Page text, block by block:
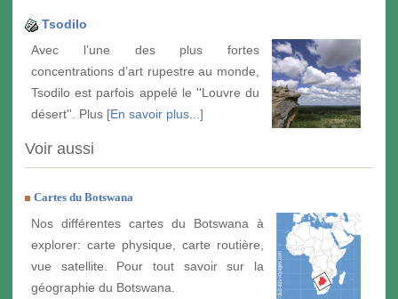
Tsodilo
Avec l’une des plus fortes
concentrations d’art rupestre au monde,
Tsodilo est parfois appelé le ''Louvre du
désert''. Plus [En savoir plus...]
Voir aussi
Cartes du Botswana
Nos différentes cartes du Botswana à
explorer: carte physique, carte routière,
vue satellite. Pour tout savoir sur la
géographie du Botswana.